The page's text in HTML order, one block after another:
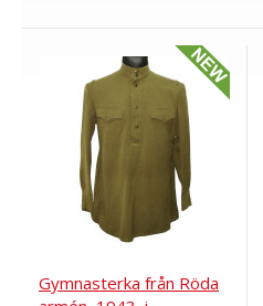
Gymnasterka från Röda